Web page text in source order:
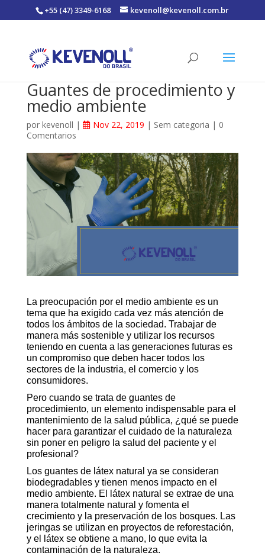
+55 (47) 3349-6168 kevenoll@kevenoll.com.br
Guantes de procedimiento y
medio ambiente
por kevenoll | Nov 22, 2019 | Sem categoria | 0
Comentarios
La preocupación por el medio ambiente es un
tema que ha exigido cada vez más atención de
todos los ámbitos de la sociedad. Trabajar de
manera más sostenible y utilizar los recursos
teniendo en cuenta a las generaciones futuras es
un compromiso que deben hacer todos los
sectores de la industria, el comercio y los
consumidores.
Pero cuando se trata de guantes de
procedimiento, un elemento indispensable para el
mantenimiento de la salud pública, ¿qué se puede
hacer para garantizar el cuidado de la naturaleza
sin poner en peligro la salud del paciente y el
profesional?
Los guantes de látex natural ya se consideran
biodegradables y tienen menos impacto en el
medio ambiente. El látex natural se extrae de una
manera totalmente natural y fomenta el
crecimiento y la preservación de los bosques. Las
jeringas se utilizan en proyectos de reforestación,
y el látex se obtiene a mano, lo que evita la
contaminación de la naturaleza.